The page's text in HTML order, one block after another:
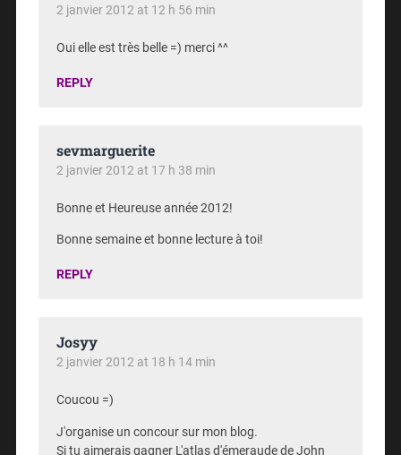
2 janvier 2012 at 12 h 56 min
Oui elle est très belle =) merci ^^
REPLY
sevmarguerite
2 janvier 2012 at 17 h 38 min
Bonne et Heureuse année 2012!
Bonne semaine et bonne lecture à toi!
REPLY
Josyy
2 janvier 2012 at 18 h 14 min
Coucou =)
J'organise un concour sur mon blog.
Si tu aimerais gagner L'atlas d'émeraude de John